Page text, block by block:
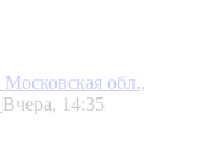
Московская обл.,
Вчера, 14:35